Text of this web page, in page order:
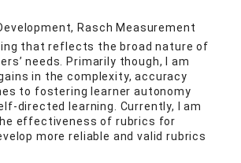
Rasch Measurement
that reflects the broad nature of
needs. Primarily though, I am
in the complexity, accuracy
to fostering learner autonomy
directed learning. Currently, I am
effectiveness of rubrics for
more reliable and valid rubrics